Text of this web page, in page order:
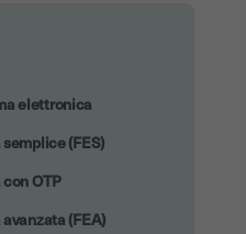
prescrittivo in
elettronica
(FES)
OTP
(FEA)